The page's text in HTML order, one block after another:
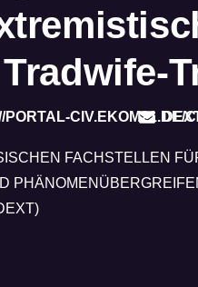
PORTAL-CIV.EKOM21.DE/
FACHSTELLEN